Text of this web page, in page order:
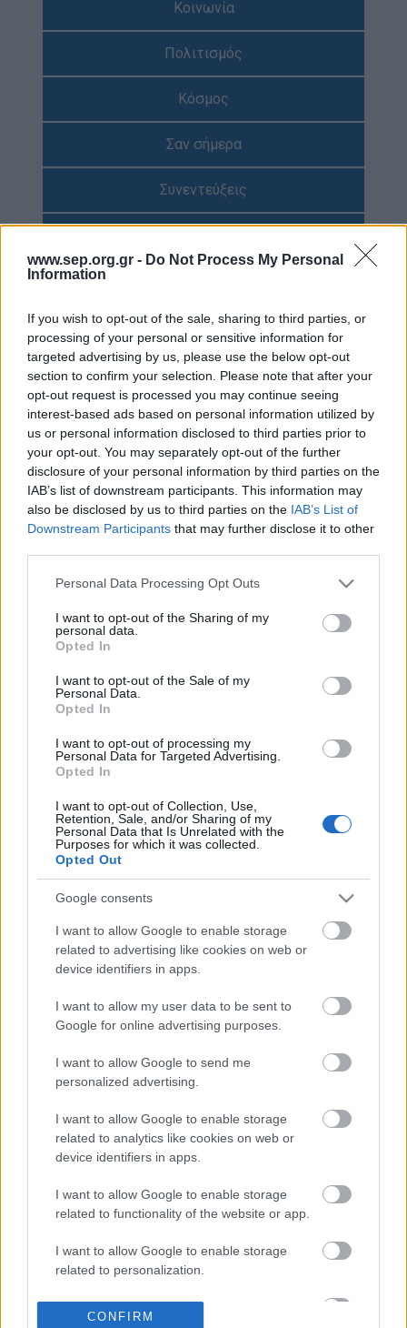
www.sep.org.gr - Do Not Process My Personal
Information
If you wish to opt-out of the sale, sharing to third parties, or
processing of your personal or sensitive information for
targeted advertising by us, please use the below opt-out
section to confirm your selection. Please note that after your
opt-out request is processed you may continue seeing
interest-based ads based on personal information utilized by
us or personal information disclosed to third parties prior to
your opt-out. You may separately opt-out of the further
disclosure of your personal information by third parties on the
IAB’s list of downstream participants. This information may
also be disclosed by us to third parties on the IAB’s List of
Downstream Participants that may further disclose it to other
Please note that this website/app uses one or more Google
not limited to your visit or usage behaviour. You may click to
grant or deny consent to Google and its third-party tags to
use your data for below specified purposes in below Google
consent section.
Personal Data Processing Opt Outs
I want to opt-out of the Sharing of my
personal data.
Opted In
I want to opt-out of the Sale of my
Personal Data.
Opted In
I want to opt-out of processing my
Personal Data for Targeted Advertising.
Opted In
I want to opt-out of Collection, Use,
Retention, Sale, and/or Sharing of my
Personal Data that Is Unrelated with the
Purposes for which it was collected.
Opted Out
Google consents
I want to allow Google to enable storage
related to advertising like cookies on web or
device identifiers in apps.
I want to allow my user data to be sent to
Google for online advertising purposes.
I want to allow Google to send me
personalized advertising.
I want to allow Google to enable storage
related to analytics like cookies on web or
device identifiers in apps.
I want to allow Google to enable storage
related to functionality of the website or app.
I want to allow Google to enable storage
related to personalization.
I want to allow Google to enable storage
CONFIRM
Η Προσκοπική Μέθοδος
Προσκοπικό Πρόγραμμα
Στόχοι Βιώσιμης Ανάπτυξης
Earth Tribe
#HeForShe
Πώς να συμμετέχετε
Βρείτε μας
Νέα & Blog
Νέα
Ευκαιρίες Καριέρας
Επικοινωνία
Media Center
Δελτία Τύπου
Φωτογραφικό Υλικό
Λογότυπα
Κοινωνία
Πολιτισμός
Κόσμος
Σαν σήμερα
Συνεντεύξεις
Έρευνες
Διαγωνισμός
Scouts4SDGs
3 ημέρες για το 9ο
Πανελλήνιο Τζαμπορέτο
Ενωμοταρχών!
Αρθρογραφος:
Ημ/νια Έκδοσης:
Κατηγορίες:
Προσκοπική Ζωή
Η αντίστροφη μέτρηση έχει ξεκινήσει!
Σε μόλις 3 ημέρες, οι Άνεμοι σμίγουν στον Παρνασσό, καθώς
το 9ο Πανελλήνιο Τζαμπορέτο Ενωμοταρχών ανοίγει τις
πύλες του για να υποδεχτεί Ενωμοτάρχες και
Υπενωμοτάρχες από όλη την Ελλάδα.
Από τις 26 Αυγούστου έως την 1η Σεπτεμβρίου 2024, το
Προσκοπικό Κέντρο «Δημήτριος ΡΑΝ Αλεξάτος» θα γίνει το
επίκεντρο μιας μοναδικής περιπέτειας.
Μέσα σε ένα μαγευτικό φυσικό περιβάλλον, γεμάτο έλατα,
πεύκα και αστέρια, οι συμμετέχοντες θα ζήσουν στιγμές
Το πρόγραμμα είναι γεμάτο εκπλήξεις και μοναδικές
δραστηριότητες, τόσο στο βουνό του Παρνασσού όσο και στη
θάλασσα του Γαλαξιδίου. Αθλήματα, εξερευνήσεις,
θαλασσινές δραστηριότητες και βραδινή ψυχαγωγία θα
δώσουν το ρυθμό σε αυτή την ανεπανάληπτη Πανελλήνια
Ετοιμαζόμαστε για μία αξέχαστη εμπειρία που θα
ζωή.
Ραντεβού στον Παρνασσό!